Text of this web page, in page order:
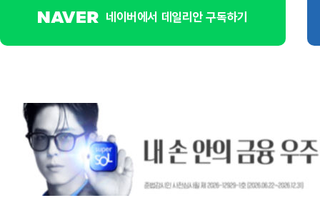
네이버에서 데일리안 구독하기